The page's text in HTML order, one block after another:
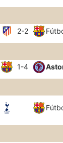
2-2
1-4